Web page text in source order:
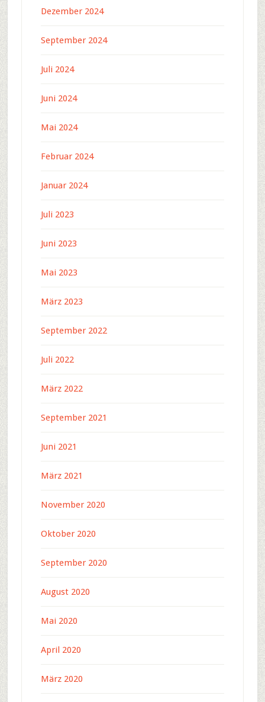
Dezember 2024
September 2024
Juli 2024
Juni 2024
Mai 2024
Februar 2024
Januar 2024
Juli 2023
Juni 2023
Mai 2023
März 2023
September 2022
Juli 2022
März 2022
September 2021
Juni 2021
März 2021
November 2020
Oktober 2020
September 2020
August 2020
Mai 2020
April 2020
März 2020